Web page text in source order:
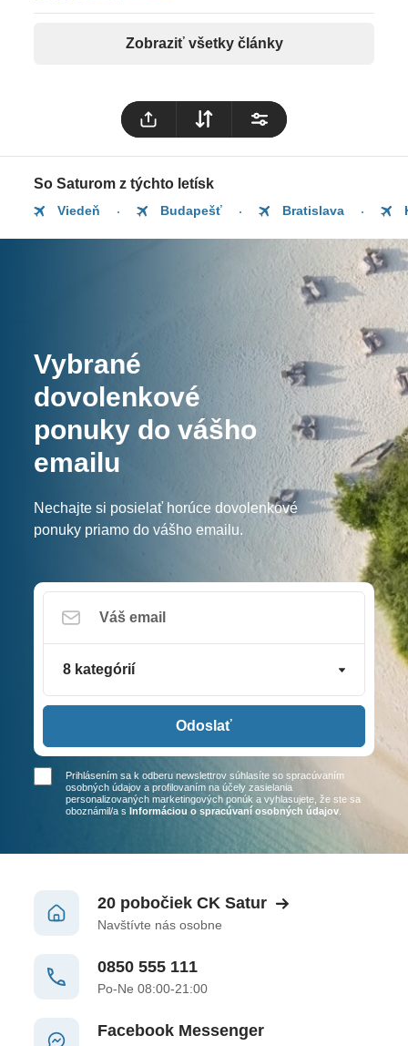
Zobraziť všetky články
So Saturom z týchto letísk
Viedeň Budapešť Bratislava
Vybrané
dovolenkové
ponuky do vášho
emailu
Nechajte si posielať horúce dovolenkové
ponuky priamo do vášho emailu.
8 kategórií
Odoslať
Prihlásením sa k odberu newslettrov súhlasíte so spracúvaním
osobných údajov a profilovaním na účely zasielania
personalizovaných marketingových ponúk a vyhlasujete, že ste sa
oboznámil/a s Informáciou o spracúvaní osobných údajov
20 pobočiek CK Satur
Navštívte nás osobne
0850 555 111
Po-Ne 08:00-21:00
Facebook Messenger